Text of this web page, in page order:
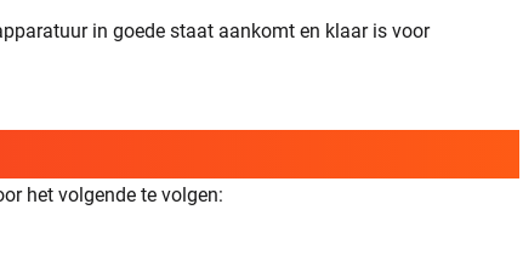
in goede staat aankomt en klaar is voor
het volgende te volgen: